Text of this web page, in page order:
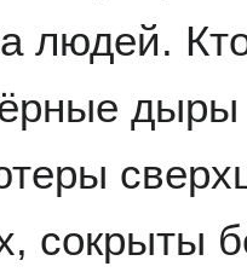
людей.
дыры
сокрыты